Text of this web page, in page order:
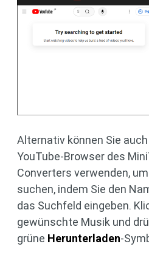
Alternativ können Sie
YouTube-Browser des
Converters verwenden,
suchen, indem Sie den
das Suchfeld eingeben.
gewünschte Musik und
grüne Herunterladen-